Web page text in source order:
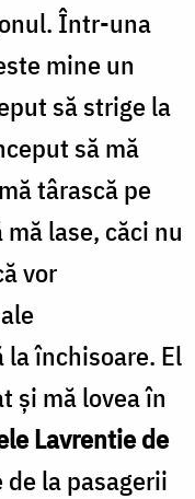
Într-una
mine un
să strige la
să mă
târască pe
lase, căci nu
vor
închisoare. El
şi mă lovea în
Lavrentie de
la pasagerii